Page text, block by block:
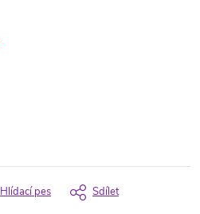
Hlídací pes Sdílet